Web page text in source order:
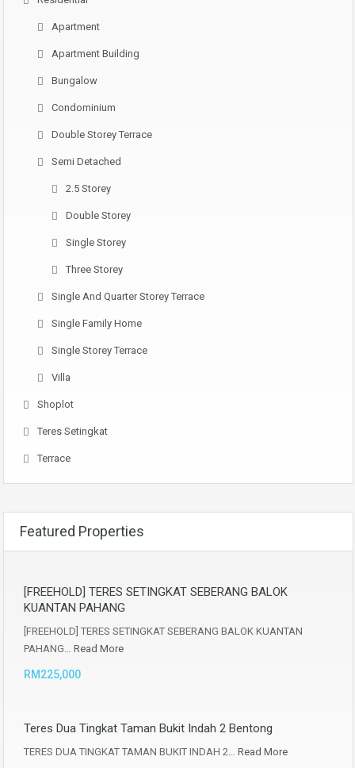
Apartment
Apartment Building
Bungalow
Condominium
Double Storey Terrace
Semi Detached
2.5 Storey
Double Storey
Single Storey
Three Storey
Single And Quarter Storey Terrace
Single Family Home
Single Storey Terrace
Villa
Shoplot
Teres Setingkat
Terrace
Featured Properties
[FREEHOLD] TERES SETINGKAT SEBERANG BALOK
KUANTAN PAHANG
[FREEHOLD] TERES SETINGKAT SEBERANG BALOK KUANTAN
PAHANG… Read More
RM225,000
Teres Dua Tingkat Taman Bukit Indah 2 Bentong
TERES DUA TINGKAT TAMAN BUKIT INDAH 2… Read More